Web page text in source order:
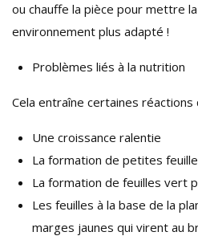
ou chauffe la pièce pour mettre
environnement plus adapté !
Problèmes liés à la nutrition
Cela entraîne certaines
Une croissance ralentie
La formation de petites
La formation de feuilles vert
Les feuilles à la base de la
marges jaunes qui virent au